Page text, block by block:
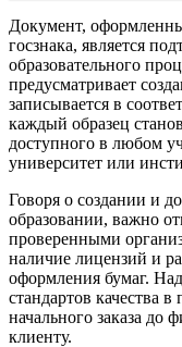
Документ,
госзнака, является
образовательного
предусматривает
записывается в
каждый образец
доступного в любом
университет или
Говоря о создании и
образовании, важно
проверенными
наличие лицензий и
оформления бумаг.
стандартов качества
начального заказа до
клиенту.